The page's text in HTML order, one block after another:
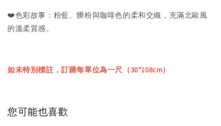
❤️色彩故事：粉藍、髒粉與咖啡色的柔和交織，充滿北歐風
的溫柔質感。
如未特別標註，訂購每單位為一尺（30*108cm）
您可能也喜歡